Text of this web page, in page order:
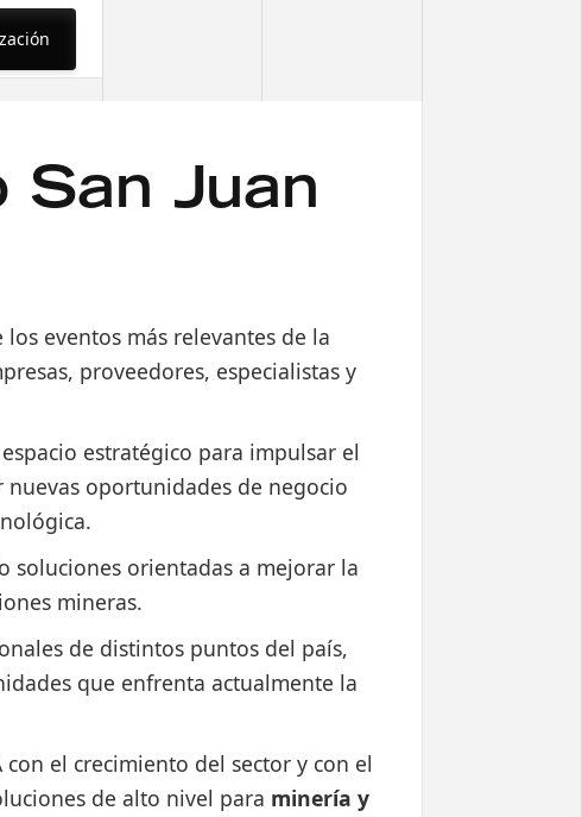
San Juan
los eventos más relevantes de la
proveedores, especialistas y
estratégico para impulsar el
oportunidades de negocio
soluciones orientadas a mejorar la
mineras.
de distintos puntos del país,
que enfrenta actualmente la
el crecimiento del sector y con el
de alto nivel para minería y